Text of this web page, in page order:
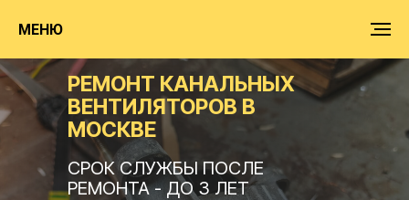
МЕНЮ
СРОК СЛУЖБЫ ПОСЛЕ
РЕМОНТА - ДО 3 ЛЕТ
РЕМОНТ КАНАЛЬНЫХ
ВЕНТИЛЯТОРОВ В
МОСКВЕ